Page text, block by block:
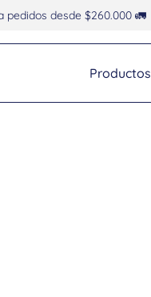
pedidos desde $260.000 🚛
Productos